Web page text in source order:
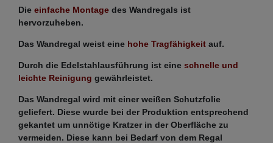
Die einfache Montage des Wandregals ist
hervorzuheben.
Das Wandregal weist eine hohe Tragfähigkeit auf.
Durch die Edelstahlausführung ist eine schnelle und
leichte Reinigung gewährleistet.
Das Wandregal wird mit einer weißen Schutzfolie
geliefert. Diese wurde bei der Produktion entsprechend
gekantet um unnötige Kratzer in der Oberfläche zu
vermeiden. Diese kann bei Bedarf von dem Regal